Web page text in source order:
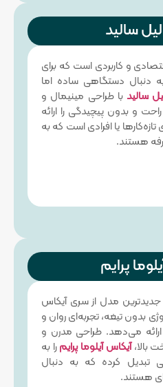
سالید
و کاربردی است که برای
دنبال دستگاهی ساده اما
سالید با طراحی مینیمال و
و بدون پیچیدگی را ارائه
یا افرادی است که به
هستند.
پرایم
مدل از سری آیکاس
بدون تیغه، تجربه‌ای روان و
ارائه می‌دهد. طراحی مدرن و
بالا،آیکاس آیلوما پرایمرا به
تبدیل کرده که به دنبال
هستند.